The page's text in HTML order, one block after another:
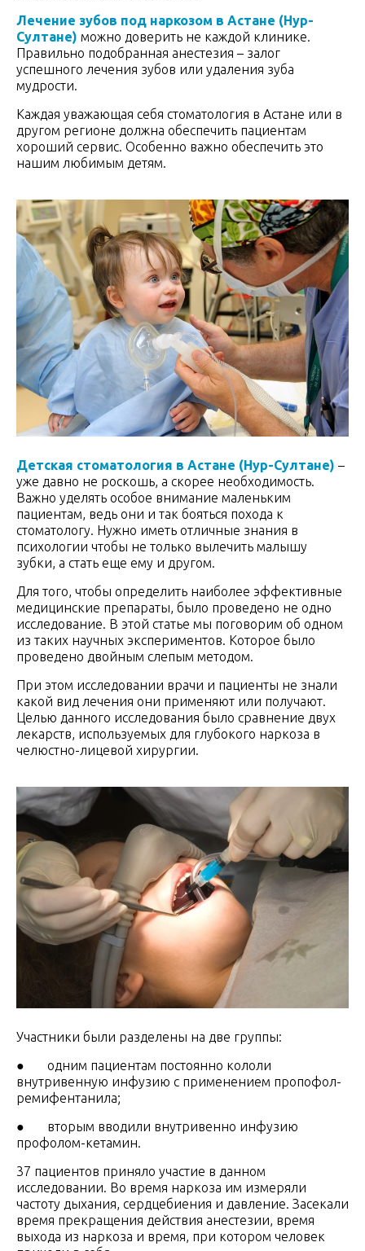
Лечение зубов под наркозом в Астане (Нур-
Султане) можно доверить не каждой клинике.
Правильно подобранная анестезия – залог
успешного лечения зубов или удаления зуба
мудрости.
Каждая уважающая себя стоматология в Астане или в
другом регионе должна обеспечить пациентам
хороший сервис. Особенно важно обеспечить это
нашим любимым детям.
Детская стоматология в Астане (Нур-Султане) –
уже давно не роскошь, а скорее необходимость.
Важно уделять особое внимание маленьким
пациентам, ведь они и так бояться похода к
стоматологу. Нужно иметь отличные знания в
психологии чтобы не только вылечить малышу
зубки, а стать еще ему и другом.
Для того, чтобы определить наиболее эффективные
медицинские препараты, было проведено не одно
исследование. В этой статье мы поговорим об одном
из таких научных экспериментов. Которое было
проведено двойным слепым методом.
При этом исследовании врачи и пациенты не знали
какой вид лечения они применяют или получают.
Целью данного исследования было сравнение двух
лекарств, используемых для глубокого наркоза в
челюстно-лицевой хирургии.
Участники были разделены на две группы:
● одним пациентам постоянно кололи
внутривенную инфузию с применением пропофол-
ремифентанила;
● вторым вводили внутривенно инфузию
профолом-кетамин.
37 пациентов приняло участие в данном
исследовании. Во время наркоза им измеряли
частоту дыхания, сердцебиения и давление. Засекали
время прекращения действия анестезии, время
выхода из наркоза и время, при котором человек